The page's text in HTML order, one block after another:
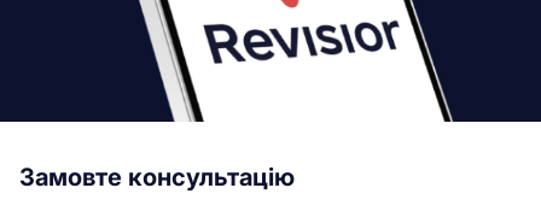
Замовте консультацію